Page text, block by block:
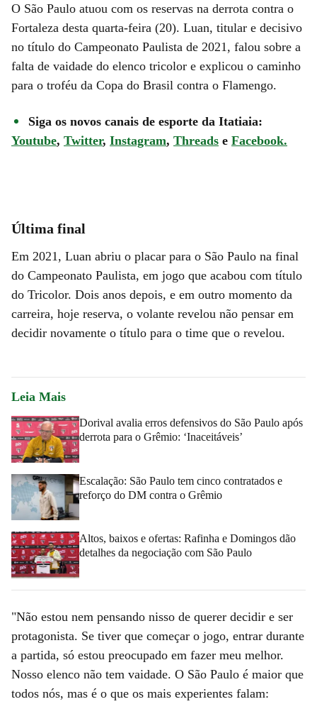
O São Paulo atuou com os reservas na derrota contra o
Fortaleza desta quarta-feira (20). Luan, titular e decisivo
no título do Campeonato Paulista de 2021, falou sobre a
falta de vaidade do elenco tricolor e explicou o caminho
para o troféu da Copa do Brasil contra o Flamengo.
Siga os novos canais de esporte da Itatiaia:
Youtube, Twitter, Instagram, Threads e Facebook.
Última final
Em 2021, Luan abriu o placar para o São Paulo na final
do Campeonato Paulista, em jogo que acabou com título
do Tricolor. Dois anos depois, e em outro momento da
carreira, hoje reserva, o volante revelou não pensar em
decidir novamente o título para o time que o revelou.
Leia Mais
Dorival avalia erros defensivos do São Paulo após
derrota para o Grêmio: ‘Inaceitáveis’
Escalação: São Paulo tem cinco contratados e
reforço do DM contra o Grêmio
Altos, baixos e ofertas: Rafinha e Domingos dão
detalhes da negociação com São Paulo
"Não estou nem pensando nisso de querer decidir e ser
protagonista. Se tiver que começar o jogo, entrar durante
a partida, só estou preocupado em fazer meu melhor.
Nosso elenco não tem vaidade. O São Paulo é maior que
todos nós, mas é o que os mais experientes falam: